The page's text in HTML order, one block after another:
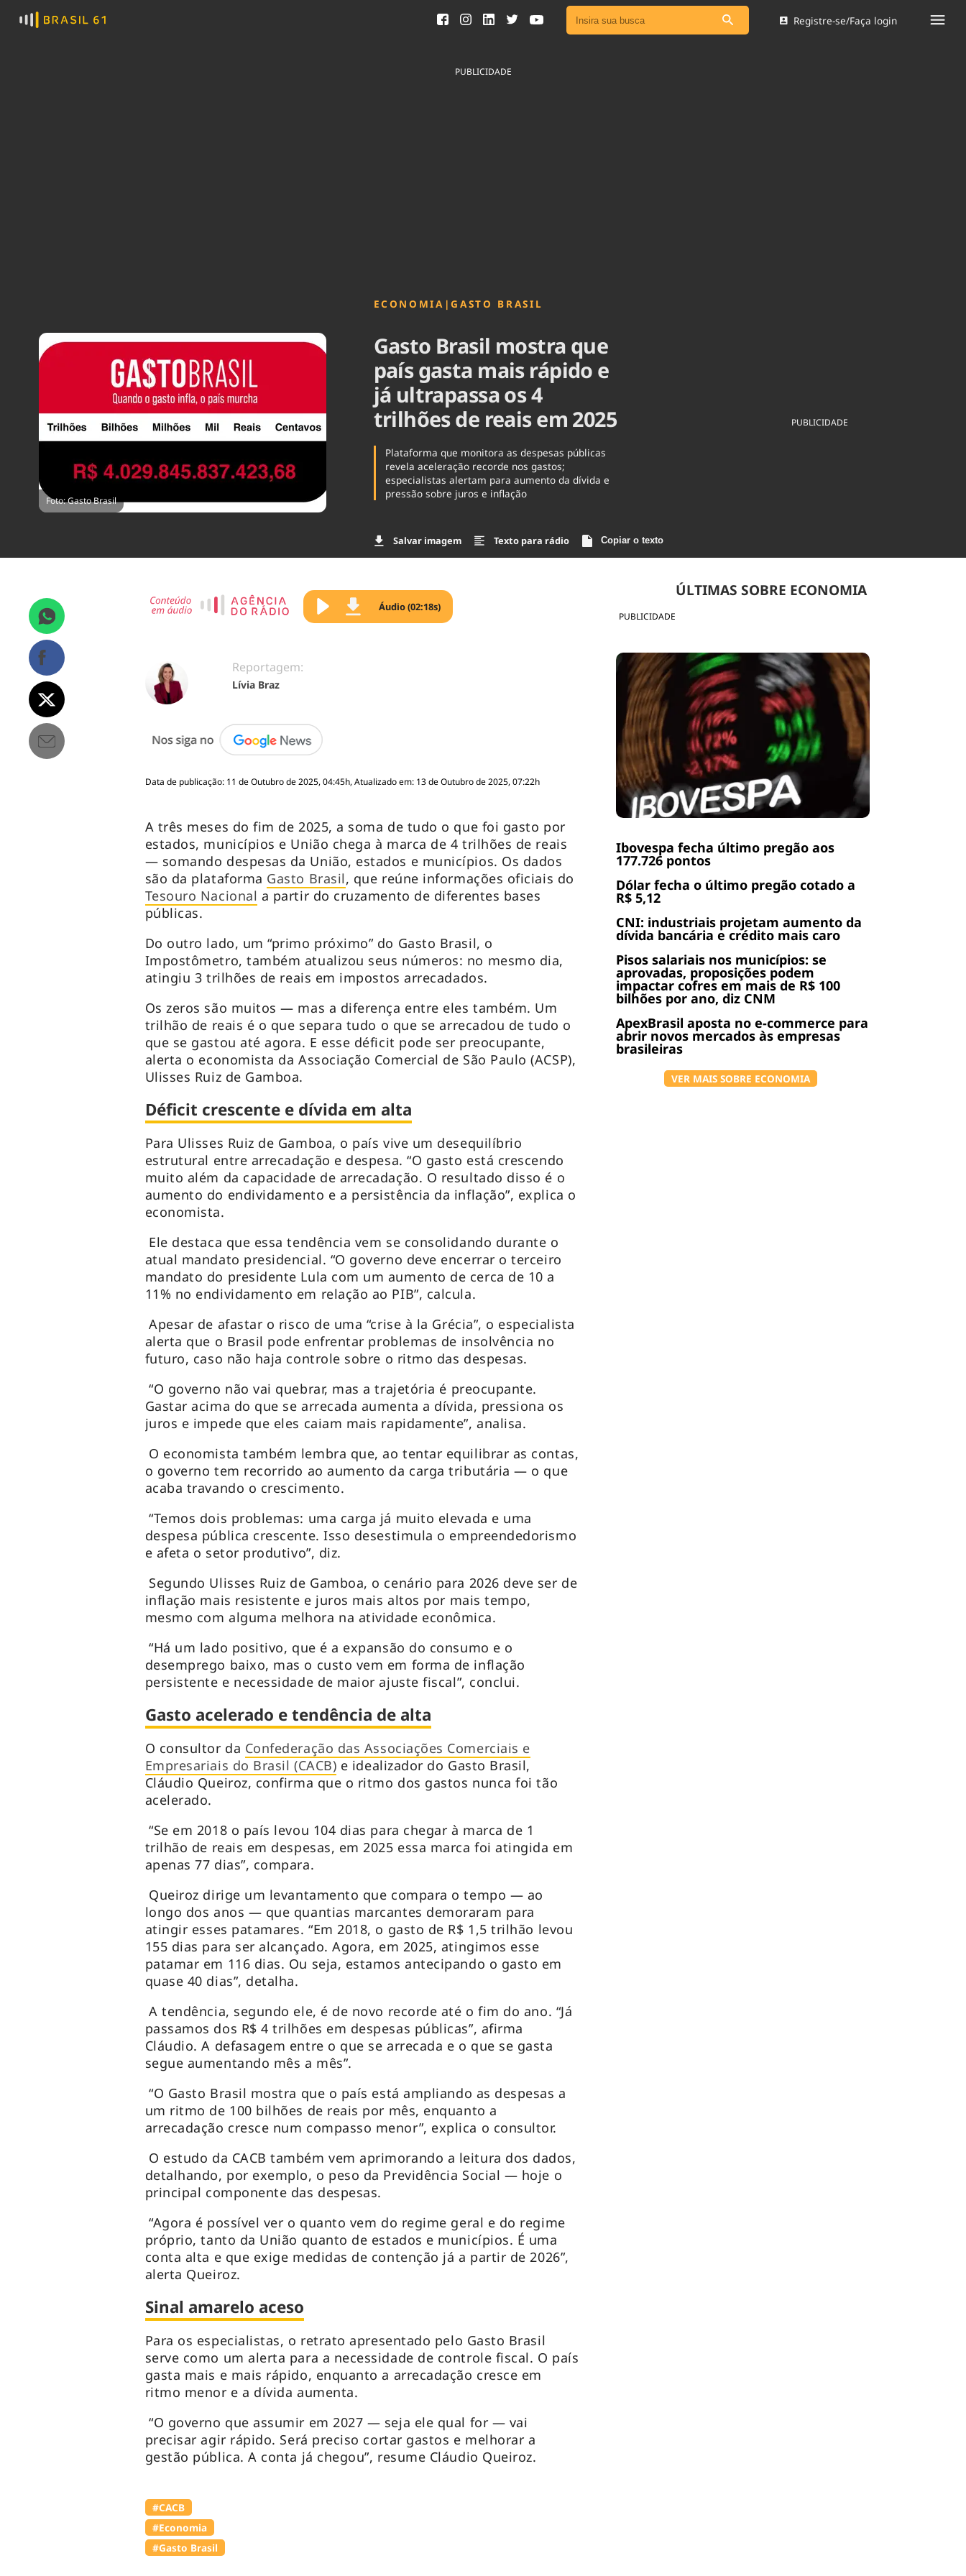
Ver todas as notícias
Brasil
Brasil Mineral
Ciência & Tecnologia
Comportamento
Registre-se/Faça login
PUBLICIDADE
Foto: Gasto Brasil
ECONOMIA |GASTO BRASIL
Gasto Brasil mostra que
país gasta mais rápido e
já ultrapassa os 4
trilhões de reais em 2025
Plataforma que monitora as despesas públicas
revela aceleração recorde nos gastos;
especialistas alertam para aumento da dívida e
pressão sobre juros e inflação
Salvar imagem Texto para rádio Copiar o texto
PUBLICIDADE
PUBLICIDADE
ÚLTIMAS SOBRE ECONOMIA
Ibovespa fecha último pregão aos
177.726 pontos
Dólar fecha o último pregão cotado a
R$ 5,12
CNI: industriais projetam aumento da
dívida bancária e crédito mais caro
Pisos salariais nos municípios: se
aprovadas, proposições podem
impactar cofres em mais de R$ 100
bilhões por ano, diz CNM
ApexBrasil aposta no e-commerce para
abrir novos mercados às empresas
brasileiras
VER MAIS SOBRE ECONOMIA
Áudio (02:18s)
Reportagem:
Lívia Braz
Data de publicação: 11 de Outubro de 2025, 04:45h, Atualizado em: 13 de Outubro de 2025, 07:22h
A três meses do fim de 2025, a soma de tudo o que foi gasto por
estados, municípios e União chega à marca de 4 trilhões de reais
— somando despesas da União, estados e municípios. Os dados
são da plataforma Gasto Brasil, que reúne informações oficiais do
Tesouro Nacional a partir do cruzamento de diferentes bases
públicas.
Do outro lado, um “primo próximo” do Gasto Brasil, o
Impostômetro, também atualizou seus números: no mesmo dia,
atingiu 3 trilhões de reais em impostos arrecadados.
Os zeros são muitos — mas a diferença entre eles também. Um
trilhão de reais é o que separa tudo o que se arrecadou de tudo o
que se gastou até agora. E esse déficit pode ser preocupante,
alerta o economista da Associação Comercial de São Paulo (ACSP),
Ulisses Ruiz de Gamboa.
Déficit crescente e dívida em alta
Para Ulisses Ruiz de Gamboa, o país vive um desequilíbrio
estrutural entre arrecadação e despesa. “O gasto está crescendo
muito além da capacidade de arrecadação. O resultado disso é o
aumento do endividamento e a persistência da inflação”, explica o
economista.
Ele destaca que essa tendência vem se consolidando durante o
atual mandato presidencial. “O governo deve encerrar o terceiro
mandato do presidente Lula com um aumento de cerca de 10 a
11% no endividamento em relação ao PIB”, calcula.
Apesar de afastar o risco de uma “crise à la Grécia”, o especialista
alerta que o Brasil pode enfrentar problemas de insolvência no
futuro, caso não haja controle sobre o ritmo das despesas.
“O governo não vai quebrar, mas a trajetória é preocupante.
Gastar acima do que se arrecada aumenta a dívida, pressiona os
juros e impede que eles caiam mais rapidamente”, analisa.
O economista também lembra que, ao tentar equilibrar as contas,
o governo tem recorrido ao aumento da carga tributária — o que
acaba travando o crescimento.
“Temos dois problemas: uma carga já muito elevada e uma
despesa pública crescente. Isso desestimula o empreendedorismo
e afeta o setor produtivo”, diz.
Segundo Ulisses Ruiz de Gamboa, o cenário para 2026 deve ser de
inflação mais resistente e juros mais altos por mais tempo,
mesmo com alguma melhora na atividade econômica.
“Há um lado positivo, que é a expansão do consumo e o
desemprego baixo, mas o custo vem em forma de inflação
persistente e necessidade de maior ajuste fiscal”, conclui.
Gasto acelerado e tendência de alta
O consultor da Confederação das Associações Comerciais e
Empresariais do Brasil (CACB) e idealizador do Gasto Brasil,
Cláudio Queiroz, confirma que o ritmo dos gastos nunca foi tão
acelerado.
“Se em 2018 o país levou 104 dias para chegar à marca de 1
trilhão de reais em despesas, em 2025 essa marca foi atingida em
apenas 77 dias”, compara.
Queiroz dirige um levantamento que compara o tempo — ao
longo dos anos — que quantias marcantes demoraram para
atingir esses patamares. “Em 2018, o gasto de R$ 1,5 trilhão levou
155 dias para ser alcançado. Agora, em 2025, atingimos esse
patamar em 116 dias. Ou seja, estamos antecipando o gasto em
quase 40 dias”, detalha.
A tendência, segundo ele, é de novo recorde até o fim do ano. “Já
passamos dos R$ 4 trilhões em despesas públicas”, afirma
Cláudio. A defasagem entre o que se arrecada e o que se gasta
segue aumentando mês a mês”.
“O Gasto Brasil mostra que o país está ampliando as despesas a
um ritmo de 100 bilhões de reais por mês, enquanto a
arrecadação cresce num compasso menor”, explica o consultor.
O estudo da CACB também vem aprimorando a leitura dos dados,
detalhando, por exemplo, o peso da Previdência Social — hoje o
principal componente das despesas.
“Agora é possível ver o quanto vem do regime geral e do regime
próprio, tanto da União quanto de estados e municípios. É uma
conta alta e que exige medidas de contenção já a partir de 2026”,
alerta Queiroz.
Sinal amarelo aceso
Para os especialistas, o retrato apresentado pelo Gasto Brasil
serve como um alerta para a necessidade de controle fiscal. O país
gasta mais e mais rápido, enquanto a arrecadação cresce em
ritmo menor e a dívida aumenta.
“O governo que assumir em 2027 — seja ele qual for — vai
precisar agir rápido. Será preciso cortar gastos e melhorar a
gestão pública. A conta já chegou”, resume Cláudio Queiroz.
#⁠CACB
#Economia
#Gasto Brasil